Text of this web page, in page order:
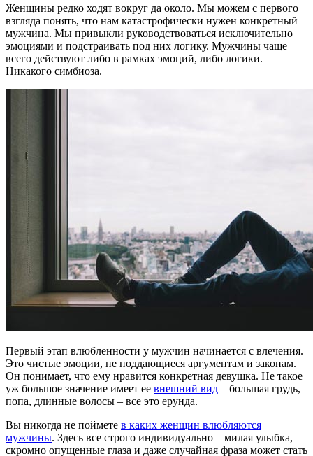
Женщины редко ходят вокруг да около. Мы можем с первого
взгляда понять, что нам катастрофически нужен конкретный
мужчина. Мы привыкли руководствоваться исключительно
эмоциями и подстраивать под них логику. Мужчины чаще
всего действуют либо в рамках эмоций, либо логики.
Никакого симбиоза.
Первый этап влюбленности у мужчин начинается с влечения.
Это чистые эмоции, не поддающиеся аргументам и законам.
Он понимает, что ему нравится конкретная девушка. Не такое
уж большое значение имеет ее внешний вид – большая грудь,
попа, длинные волосы – все это ерунда.
Вы никогда не поймете в каких женщин влюбляются
мужчины. Здесь все строго индивидуально – милая улыбка,
скромно опущенные глаза и даже случайная фраза может стать